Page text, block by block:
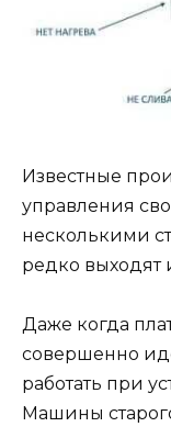
Известные
управления
несколькими
редко выходят
Даже когда
совершенно
работать при
Машины